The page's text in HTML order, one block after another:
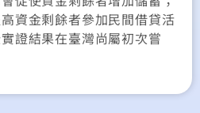
資金剩餘者參加民間借貸活
證結果在臺灣尚屬初次嘗